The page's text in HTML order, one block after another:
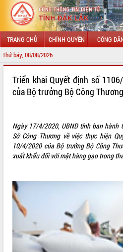
TRANG CHỦ CHÍNH QUYỀN CÔNG
Thứ bảy, 08/08/2026
LÃNH ĐẠO UBND TỈNH
SỞ, BAN, NGÀNH
UBND CÁC XÃ, PHƯỜNG
HỆ THỐNG VĂN BẢN
VĂN BẢN HĐND TỈNH
ĐIỂM TIN VĂN BẢN
Triển khai Quyết định số
của Bộ trưởng Bộ Công Thương
Ngày 17/4/2020, UBND tỉnh ban hành
Sở Công Thương về việc thực hiện
10/4/2020 của Bộ trưởng Bộ Công
xuất khẩu đối với mặt hàng gạo trong